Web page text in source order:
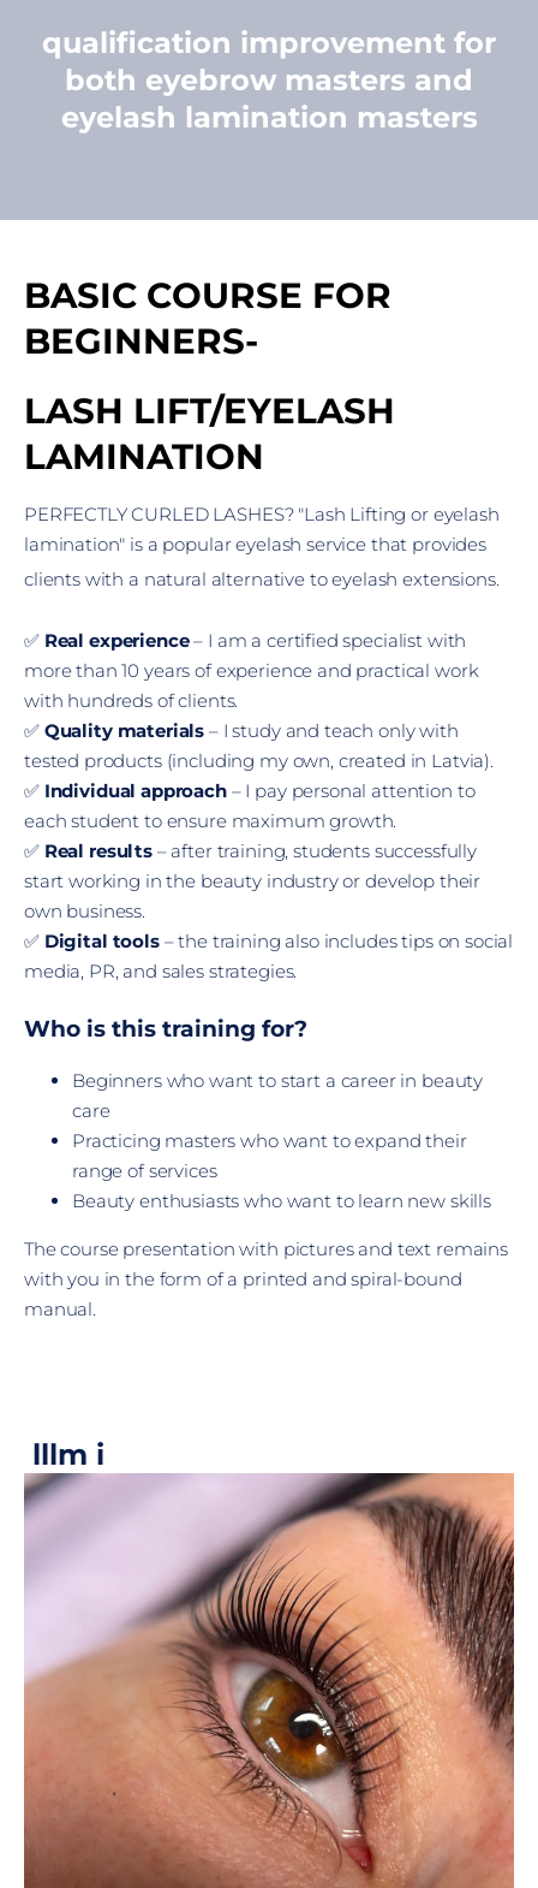
qualification improvement for
both eyebrow masters and
eyelash lamination masters
BASIC COURSE FOR
BEGINNERS-
LASH LIFT/EYELASH
LAMINATION
PERFECTLY CURLED LASHES? "Lash Lifting or eyelash
lamination" is a popular eyelash service that provides
clients with a natural alternative to eyelash extensions.
✅ Real experience– I am a certified specialist with
more than 10 years of experience and practical work
with hundreds of clients.
✅ Quality materials – I study and teach only with
tested products (including my own, created in Latvia).
✅ Individual approach– I pay personal attention to
each student to ensure maximum growth.
✅ Real results– after training, students successfully
start working in the beauty industry or develop their
own business.
✅ Digital tools– the training also includes tips on social
media, PR, and sales strategies.
Who is this training for?
Beginners who want to start a career in beauty
care
Practicing masters who want to expand their
range of services
Beauty enthusiasts who want to learn new skills
The course presentation with pictures and text remains
with you in the form of a printed and spiral-bound
manual.
lllm i